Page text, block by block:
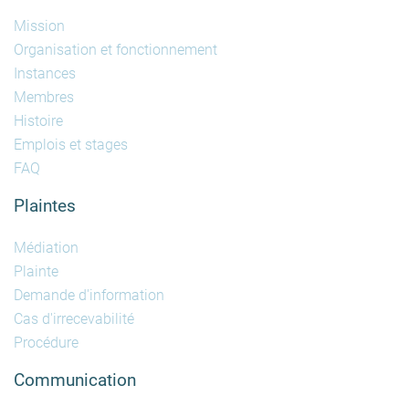
Mission
Organisation et fonctionnement
Instances
Membres
Histoire
Emplois et stages
FAQ
Plaintes
Médiation
Plainte
Demande d'information
Cas d'irrecevabilité
Procédure
Communication